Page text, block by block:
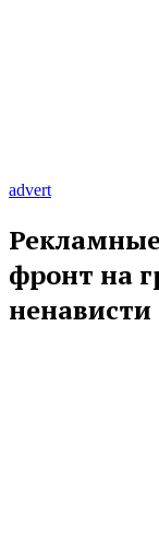
advert
фронт на
ненависти